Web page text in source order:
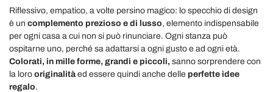
Riflessivo, empatico, a volte persino magico: lo specchio di design
è un complemento prezioso e di lusso, elemento indispensabile
per ogni casa a cui non si può rinunciare. Ogni stanza può
ospitarne uno, perché sa adattarsi a ogni gusto e ad ogni età.
Colorati, in mille forme, grandi e piccoli, sanno sorprendere con
la loro originalità ed essere quindi anche delle perfette idee
regalo.